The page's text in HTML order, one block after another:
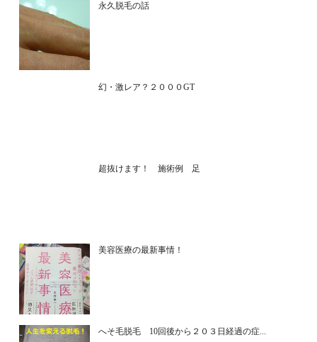
永久脱毛の話
幻・激レア？２０００GT
超抜けます！ 施術例 足
美容医療の最新事情！
へそ毛脱毛 10回後から２０３日経過の症...